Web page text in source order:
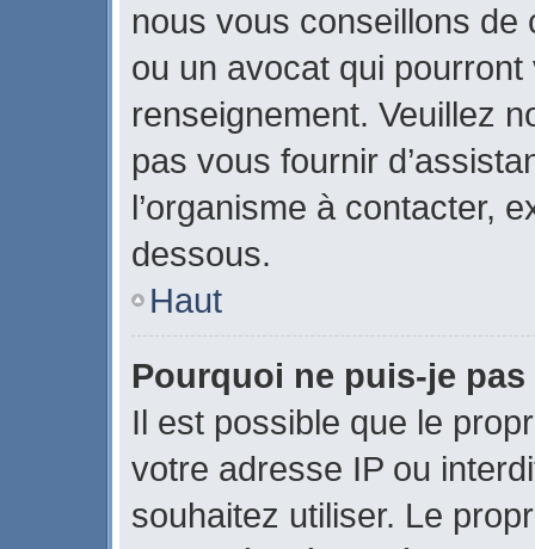
nous vous conseillons de
ou un avocat qui
renseignement. Veuillez
pas vous fournir
l’organisme à contacter,
dessous.
Haut
Pourquoi ne puis-je pas
Il est possible que le
votre adresse IP ou
souhaitez utiliser. Le